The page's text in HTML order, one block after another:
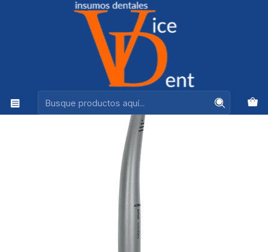
Ventas +56944575313
ROTATORIOS Y LUBRICANTES
TURBINA AIR PEAK X100/M4